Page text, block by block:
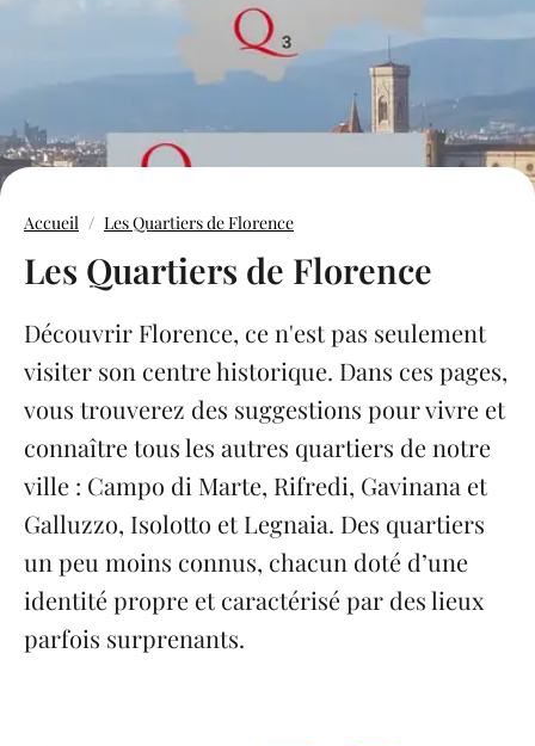
Accueil Les Quartiers de Florence
Les Quartiers de Florence
Découvrir Florence, ce n'est pas seulement
visiter son centre historique. Dans ces pages,
vous trouverez des suggestions pour vivre et
connaître tous les autres quartiers de notre
ville : Campo di Marte, Rifredi, Gavinana et
Galluzzo, Isolotto et Legnaia. Des quartiers
un peu moins connus, chacun doté d’une
identité propre et caractérisé par des lieux
parfois surprenants.